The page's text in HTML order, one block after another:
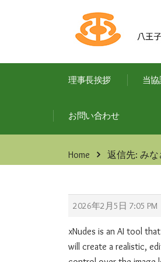
理事長挨拶 当
お問い合わせ
Home 返信先: み
2026年2月5日 7:05 PM
xNudes is an AI tool
will create a realistic,